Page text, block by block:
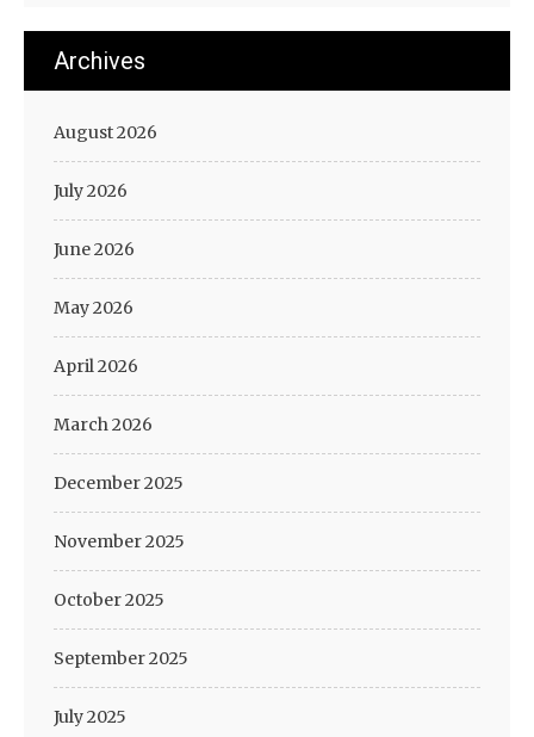
Archives
August 2026
July 2026
June 2026
May 2026
April 2026
March 2026
December 2025
November 2025
October 2025
September 2025
July 2025